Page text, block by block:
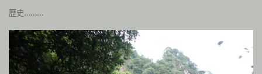
歷史………